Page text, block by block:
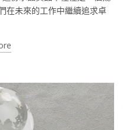
在未來的工作中繼續追求卓